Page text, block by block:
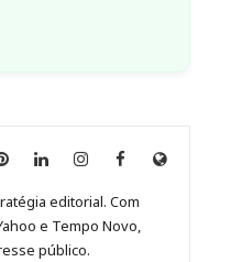
Anny
no
Pinterest
Anny
no
LinkedIn
Anny
no
Instagram
Anny
no
Facebook
Site
editorial. Com
e Tempo Novo,
público.